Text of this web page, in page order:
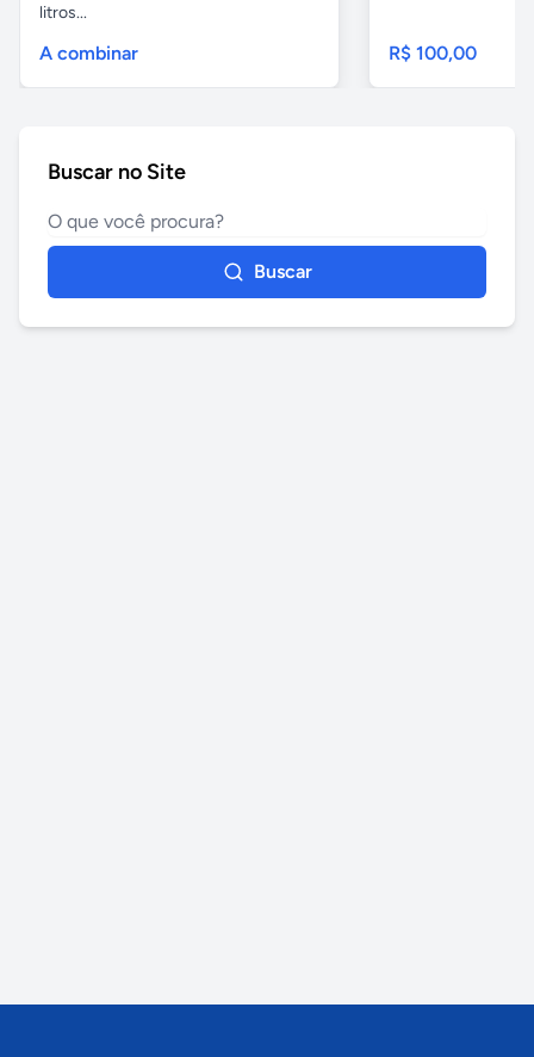
litros...
A combinar R$ 100,00
Buscar no Site
Buscar